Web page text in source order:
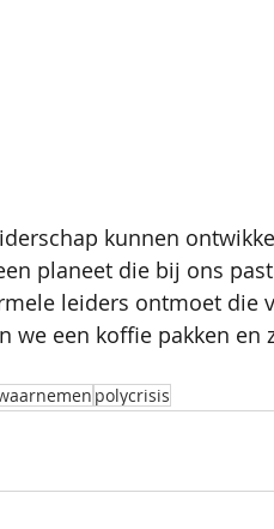
kunnen
planeet die bij ons
leiders ontmoet die
we een koffie pakken en
polycrisis